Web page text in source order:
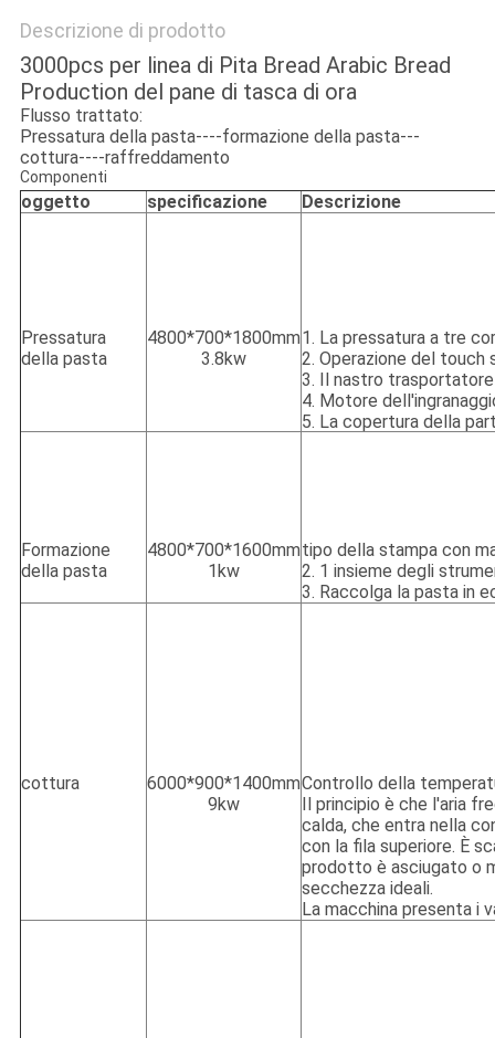
Descrizione di prodotto
3000pcs per linea di Pita Bread Arabic Bread
Production del pane di tasca di ora
Flusso trattato:
Pressatura della pasta----formazione della pasta---
cottura----raffreddamento
Componenti
oggetto specificazione Descrizione
Pressatura
della pasta
4800*700*1800mm
3.8kw
1. La pressatura a tre
2. Operazione del touch
3. Il nastro
4. Motore
5. La copertura della
Formazione
della pasta
4800*700*1600mm
1kw
tipo della stampa con
2. 1 insieme degli
3. Raccolga la pasta in
cottura
6000*900*1400mm
9kw
Controllo della
Il principio è che l'aria
calda, che entra nella
con la fila superiore. È
prodotto è asciugato o
secchezza ideali.
La macchina presenta i